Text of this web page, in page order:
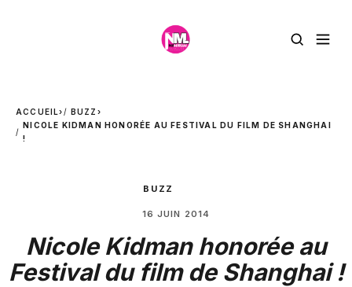
ACCUEIL› BUZZ ›
NICOLE KIDMAN HONORÉE AU FESTIVAL DU FILM DE SHANGHAI
!
BUZZ
16 JUIN 2014
Nicole Kidman honorée au
Festival du film de Shanghai !